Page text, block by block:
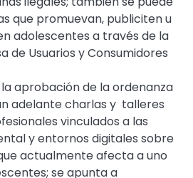
que promuevan, publiciten u
adolescentes a través de la
de Usuarios y Consumidores
aprobación de la ordenanza
adelante charlas y talleres
vinculados a las
y entornos digitales sobre
actualmente afecta a uno
se apunta a